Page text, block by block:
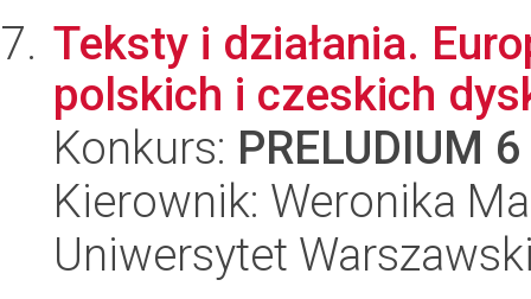
Teksty i działania.
polskich i czeskich
Konkurs: PRELUDIUM 6
Kierownik: Weronika
Uniwersytet